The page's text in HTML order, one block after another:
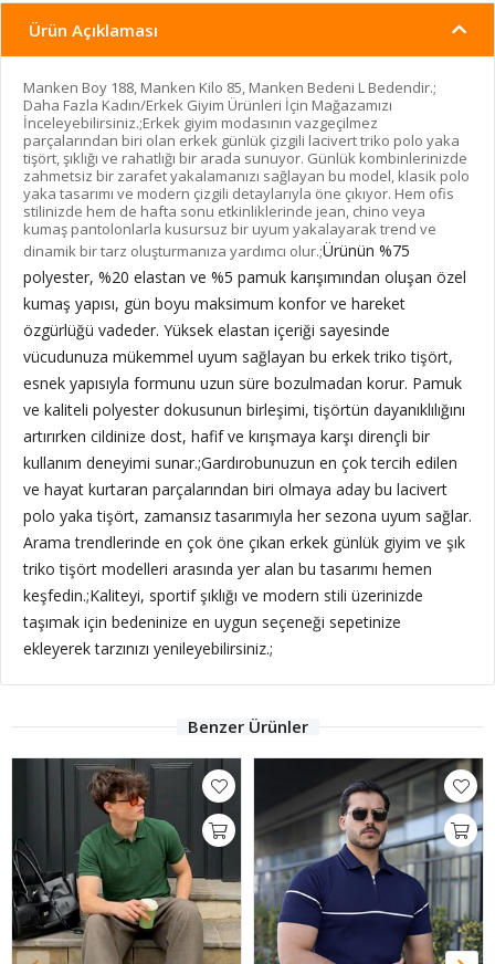
Ürün Açıklaması
Manken Boy 188, Manken Kilo 85, Manken Bedeni L Bedendir.;
Daha Fazla Kadın/Erkek Giyim Ürünleri İçin Mağazamızı
İnceleyebilirsiniz.;Erkek giyim modasının vazgeçilmez
parçalarından biri olan erkek günlük çizgili lacivert triko polo yaka
tişört, şıklığı ve rahatlığı bir arada sunuyor. Günlük kombinlerinizde
zahmetsiz bir zarafet yakalamanızı sağlayan bu model, klasik polo
yaka tasarımı ve modern çizgili detaylarıyla öne çıkıyor. Hem ofis
stilinizde hem de hafta sonu etkinliklerinde jean, chino veya
kumaş pantolonlarla kusursuz bir uyum yakalayarak trend ve
dinamik bir tarz oluşturmanıza yardımcı olur.;Ürünün %75
polyester, %20 elastan ve %5 pamuk karışımından oluşan özel
kumaş yapısı, gün boyu maksimum konfor ve hareket
özgürlüğü vadeder. Yüksek elastan içeriği sayesinde
vücudunuza mükemmel uyum sağlayan bu erkek triko tişört,
esnek yapısıyla formunu uzun süre bozulmadan korur. Pamuk
ve kaliteli polyester dokusunun birleşimi, tişörtün dayanıklılığını
artırırken cildinize dost, hafif ve kırışmaya karşı dirençli bir
kullanım deneyimi sunar.;Gardırobunuzun en çok tercih edilen
ve hayat kurtaran parçalarından biri olmaya aday bu lacivert
polo yaka tişört, zamansız tasarımıyla her sezona uyum sağlar.
Arama trendlerinde en çok öne çıkan erkek günlük giyim ve şık
triko tişört modelleri arasında yer alan bu tasarımı hemen
keşfedin.;Kaliteyi, sportif şıklığı ve modern stili üzerinizde
taşımak için bedeninize en uygun seçeneği sepetinize
ekleyerek tarzınızı yenileyebilirsiniz.;
Benzer Ürünler